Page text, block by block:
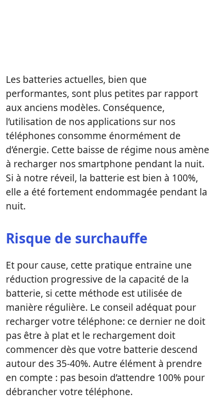
Les batteries actuelles, bien que
performantes, sont plus petites par rapport
aux anciens modèles. Conséquence,
l’utilisation de nos applications sur nos
téléphones consomme énormément de
d’énergie. Cette baisse de régime nous amène
à recharger nos smartphone pendant la nuit.
Si à notre réveil, la batterie est bien à 100%,
elle a été fortement endommagée pendant la
nuit.
Risque de surchauffe
Et pour cause, cette pratique entraine une
réduction progressive de la capacité de la
batterie, si cette méthode est utilisée de
manière régulière. Le conseil adéquat pour
recharger votre téléphone: ce dernier ne doit
pas être à plat et le rechargement doit
commencer dès que votre batterie descend
autour des 35-40%. Autre élément à prendre
en compte : pas besoin d’attendre 100% pour
débrancher votre téléphone.